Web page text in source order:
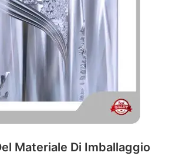
Materiale Di Imballaggio